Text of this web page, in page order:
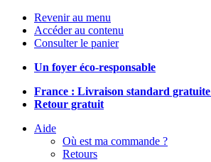
Revenir au menu
Accéder au contenu
Consulter le panier
Un foyer éco-responsable
France : Livraison standard gratuite
Retour gratuit
Aide
Où est ma commande ?
Retours